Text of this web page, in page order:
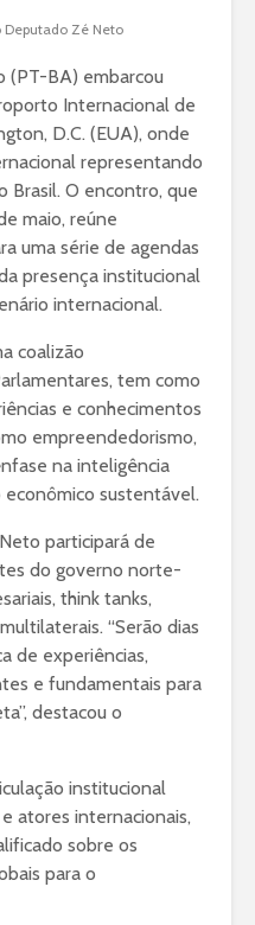
Deputado Zé Neto
(PT-BA) embarcou
Internacional de
D.C. (EUA), onde
representando
Brasil. O encontro, que
maio, reúne
uma série de agendas
presença institucional
internacional.
coalizão
tem como
e conhecimentos
empreendedorismo,
na inteligência
sustentável.
participará de
do governo norte-
think tanks,
“Serão dias
de experiências,
e fundamentais para
destacou o
institucional
atores internacionais,
sobre os
para o